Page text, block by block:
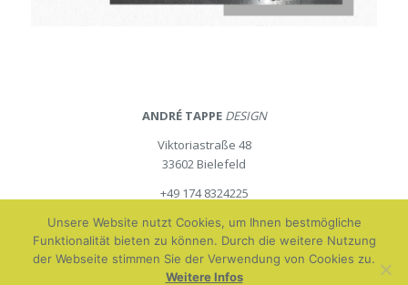
ANDRÉ TAPPE DESIGN
Viktoriastraße 48
33602 Bielefeld
+49 174 8324225
andretappe-design.de
Impressum Datenschutz
Unsere Website nutzt Cookies, um Ihnen bestmögliche
Funktionalität bieten zu können. Durch die weitere Nutzung
der Webseite stimmen Sie der Verwendung von Cookies zu.
Weitere Infos